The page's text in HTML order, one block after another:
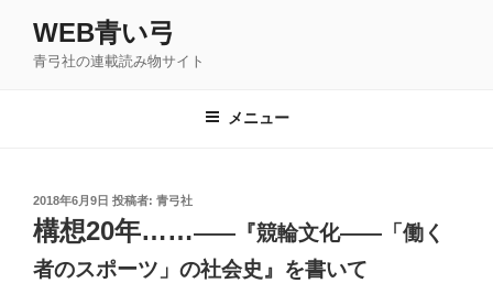
WEB青い弓
青弓社の連載読み物サイト
メニュー
投
稿
日:
2018年6月9日 投稿者: 青弓社
構想20年……――『競輪文化――「働く
者のスポーツ」の社会史』を書いて